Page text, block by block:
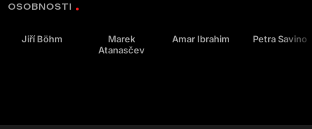
OSOBNOSTI
Jiří Böhm
Marek
Atanasčev
Amar Ibrahim Petra Savino